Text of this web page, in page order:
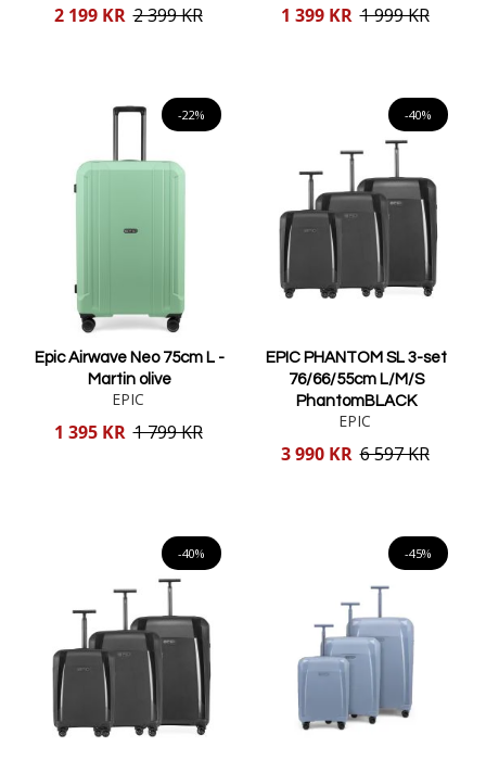
Reducerat
2 199 KR 2 399 KR
Reducerat
1 399 KR 1 999 KR
-22%
Epic Airwave Neo 75cm L -
Martin olive
EPIC
Reducerat
1 395 KR 1 799 KR
-40%
EPIC PHANTOM SL 3-set
76/66/55cm L/M/S
PhantomBLACK
EPIC
Reducerat
3 990 KR 6 597 KR
-40% -45%